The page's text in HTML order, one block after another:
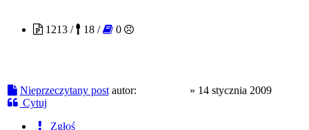
1213 /
18 / 0
Nieprzeczytany post autor: » 14 stycznia 2009
Cytuj
Zgłoś